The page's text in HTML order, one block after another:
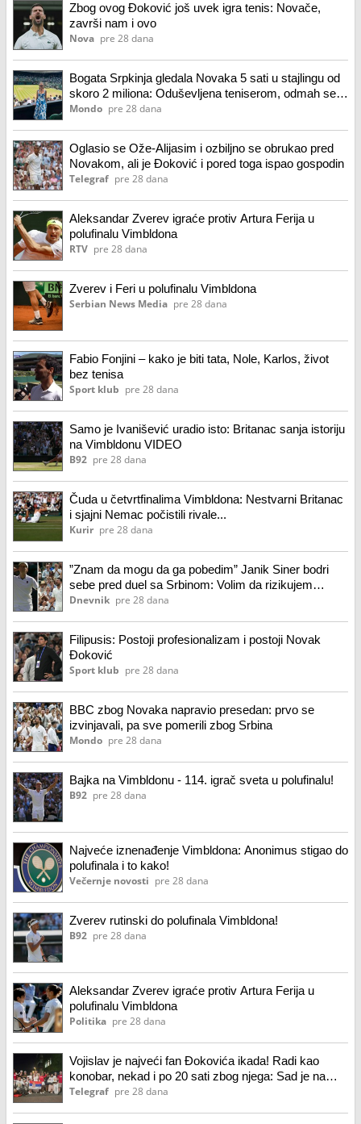
Zbog ovog Đoković još uvek igra tenis: Novače,
završi nam i ovo
Nova pre 28 dana
Bogata Srpkinja gledala Novaka 5 sati u stajlingu od
skoro 2 miliona: Oduševljena teniserom, odmah se
oglasila
Mondo pre 28 dana
Oglasio se Ože-Alijasim i ozbiljno se obrukao pred
Novakom, ali je Đoković i pored toga ispao gospodin
Telegraf pre 28 dana
Aleksandar Zverev igraće protiv Artura Ferija u
polufinalu Vimbldona
RTV pre 28 dana
Zverev i Feri u polufinalu Vimbldona
Serbian News Media pre 28 dana
Fabio Fonjini – kako je biti tata, Nole, Karlos, život
bez tenisa
Sport klub pre 28 dana
Samo je Ivanišević uradio isto: Britanac sanja istoriju
na Vimbldonu VIDEO
B92 pre 28 dana
Čuda u četvrtfinalima Vimbldona: Nestvarni Britanac
i sjajni Nemac počistili rivale...
Kurir pre 28 dana
”Znam da mogu da ga pobedim” Janik Siner bodri
sebe pred duel sa Srbinom: Volim da rizikujem
nevrovatno je kako Đoković trenira
Dnevnik pre 28 dana
Filipusis: Postoji profesionalizam i postoji Novak
Đoković
Sport klub pre 28 dana
BBC zbog Novaka napravio presedan: prvo se
izvinjavali, pa sve pomerili zbog Srbina
Mondo pre 28 dana
Bajka na Vimbldonu - 114. igrač sveta u polufinalu!
B92 pre 28 dana
Najveće iznenađenje Vimbldona: Anonimus stigao do
polufinala i to kako!
Večernje novosti pre 28 dana
Zverev rutinski do polufinala Vimbldona!
B92 pre 28 dana
Aleksandar Zverev igraće protiv Artura Ferija u
polufinalu Vimbldona
Politika pre 28 dana
Vojislav je najveći fan Đokovića ikada! Radi kao
konobar, nekad i po 20 sati zbog njega: Sad je na
Vimbldonu
Telegraf pre 28 dana